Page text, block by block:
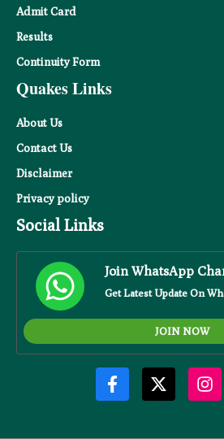
Admit Card
Results
Continuity Form
Quakes Links
About Us
Contact Us
Disclaimer
Privacypolicy
Social Links
Join WhatsApp
Get Latest Update On
JOIN NOW